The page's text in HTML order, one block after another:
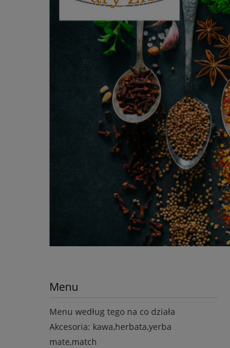
Menu
Menu według tego na co działa
Akcesoria: kawa,herbata,yerba
mate,match